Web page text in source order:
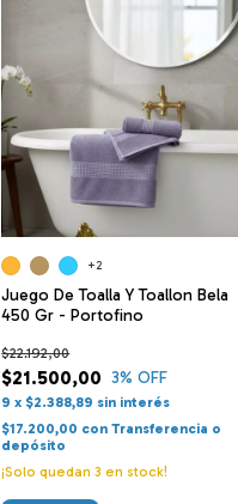
Juego De Toalla Y Toallon Bela
450 Gr - Portofino
$21.500,00
$22.192,00
3% OFF
9 x $2.388,89 sin interés
$17.200,00 con Transferencia o
depósito
¡Solo quedan3 en stock!
+2